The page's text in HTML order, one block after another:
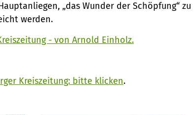
„das Wunder der Schöpfung“ zu
werden.
- von Arnold Einholz.
Kreiszeitung: bitte klicken.